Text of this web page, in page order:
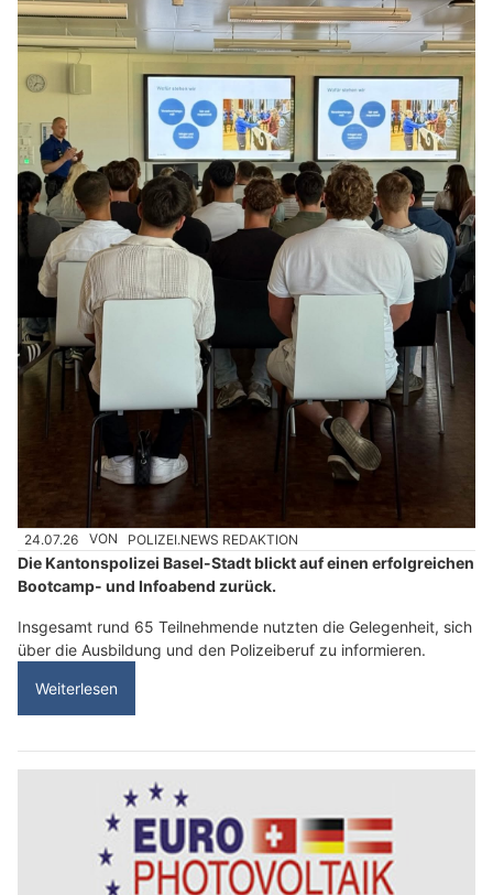
24.07.26 VON POLIZEI.NEWS REDAKTION
Die Kantonspolizei Basel-Stadt blickt auf einen erfolgreichen
Bootcamp- und Infoabend zurück.
Insgesamt rund 65 Teilnehmende nutzten die Gelegenheit, sich
über die Ausbildung und den Polizeiberuf zu informieren.
Weiterlesen